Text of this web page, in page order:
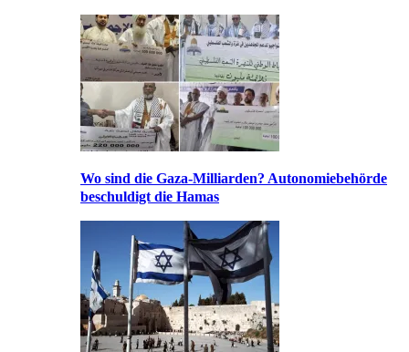
Wo sind die Gaza-Milliarden? Autonomiebehörde
beschuldigt die Hamas